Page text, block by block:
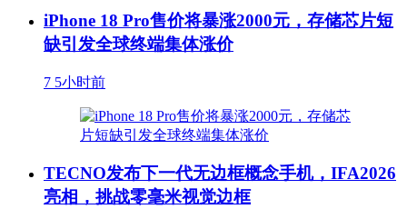
iPhone 18 Pro售价将暴涨2000元，存储芯片短
缺引发全球终端集体涨价
7 5小时前
TECNO发布下一代无边框概念手机，IFA2026
亮相，挑战零毫米视觉边框